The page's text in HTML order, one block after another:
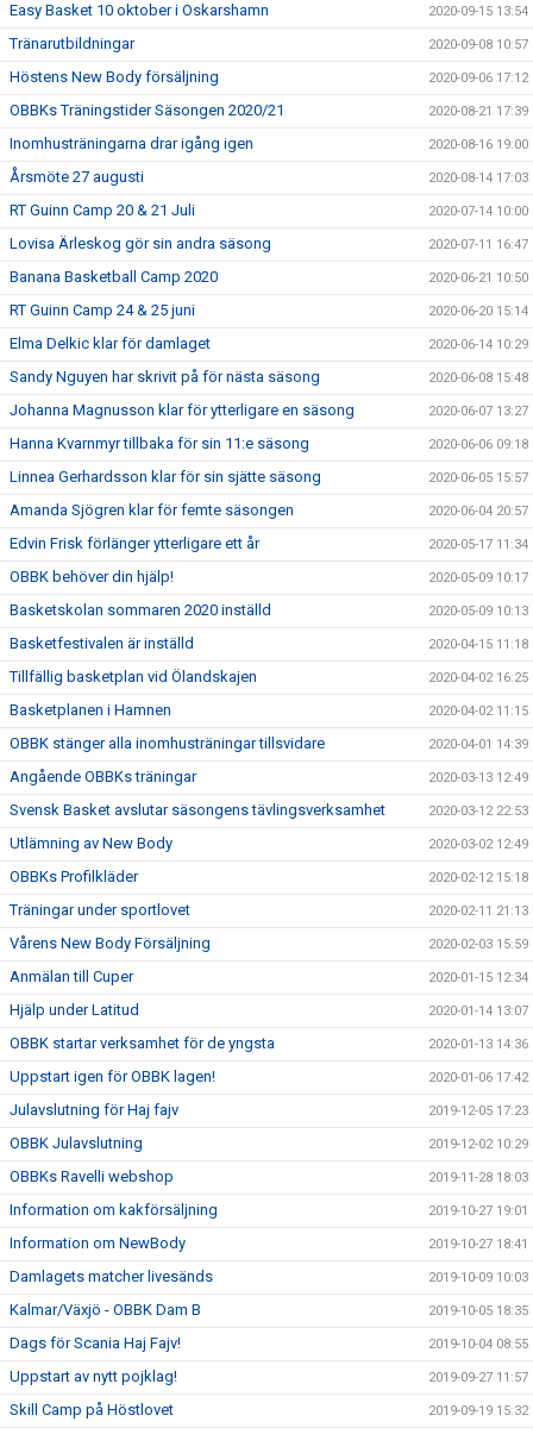
Easy Basket 10 oktober i Oskarshamn 2020-09-15 13:54
Tränarutbildningar 2020-09-08 10:57
Höstens New Body försäljning 2020-09-06 17:12
OBBKs Träningstider Säsongen 2020/21 2020-08-21 17:39
Inomhusträningarna drar igång igen 2020-08-16 19:00
Årsmöte 27 augusti 2020-08-14 17:03
RT Guinn Camp 20 & 21 Juli 2020-07-14 10:00
Lovisa Ärleskog gör sin andra säsong 2020-07-11 16:47
Banana Basketball Camp 2020 2020-06-21 10:50
RT Guinn Camp 24 & 25 juni 2020-06-20 15:14
Elma Delkic klar för damlaget 2020-06-14 10:29
Sandy Nguyen har skrivit på för nästa säsong 2020-06-08 15:48
Johanna Magnusson klar för ytterligare en säsong 2020-06-07 13:27
Hanna Kvarnmyr tillbaka för sin 11:e säsong 2020-06-06 09:18
Linnea Gerhardsson klar för sin sjätte säsong 2020-06-05 15:57
Amanda Sjögren klar för femte säsongen 2020-06-04 20:57
Edvin Frisk förlänger ytterligare ett år 2020-05-17 11:34
OBBK behöver din hjälp! 2020-05-09 10:17
Basketskolan sommaren 2020 inställd 2020-05-09 10:13
Basketfestivalen är inställd 2020-04-15 11:18
Tillfällig basketplan vid Ölandskajen 2020-04-02 16:25
Basketplanen i Hamnen 2020-04-02 11:15
OBBK stänger alla inomhusträningar tillsvidare 2020-04-01 14:39
Angående OBBKs träningar 2020-03-13 12:49
Svensk Basket avslutar säsongens tävlingsverksamhet 2020-03-12 22:53
Utlämning av New Body 2020-03-02 12:49
OBBKs Profilkläder 2020-02-12 15:18
Träningar under sportlovet 2020-02-11 21:13
Vårens New Body Försäljning 2020-02-03 15:59
Anmälan till Cuper 2020-01-15 12:34
Hjälp under Latitud 2020-01-14 13:07
OBBK startar verksamhet för de yngsta 2020-01-13 14:36
Uppstart igen för OBBK lagen! 2020-01-06 17:42
Julavslutning för Haj fajv 2019-12-05 17:23
OBBK Julavslutning 2019-12-02 10:29
OBBKs Ravelli webshop 2019-11-28 18:03
Information om kakförsäljning 2019-10-27 19:01
Information om NewBody 2019-10-27 18:41
Damlagets matcher livesänds 2019-10-09 10:03
Kalmar/Växjö - OBBK Dam B 2019-10-05 18:35
Dags för Scania Haj Fajv! 2019-10-04 08:55
Uppstart av nytt pojklag! 2019-09-27 11:57
Skill Camp på Höstlovet 2019-09-19 15:32